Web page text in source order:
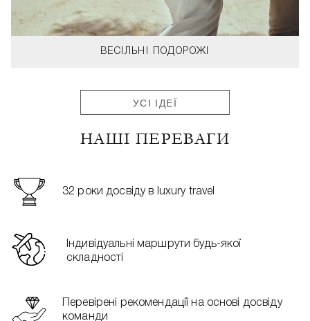
ВЕСІЛЬНІ ПОДОРОЖІ
УСІ ІДЕЇ
НАШІ ПЕРЕВАГИ
32 роки досвіду в luxury travel
Індивідуальні маршрути будь-якої
складності
Перевірені рекомендації на основі досвіду
команди